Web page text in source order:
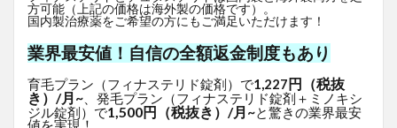
方可能（上記の価格は海外製の価格です）。
国内製治療薬をご希望の方にもご満足いただけます！
業界最安値！自信の全額返金制度もあり
育毛プラン（フィナステリド錠剤）で1,227円（税抜
き）/月~ 、発毛プラン（フィナステリド錠剤＋ミノキシ
ジル錠剤）で1,500円（税抜き）/月~と驚きの業界最安
値を実現！